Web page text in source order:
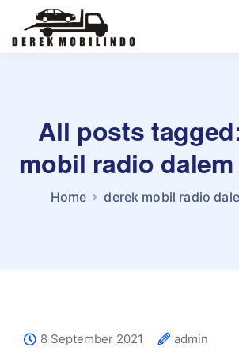
All posts
mobil radio
Home derek mobil radio
8 September 2021
admin